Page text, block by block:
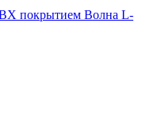
покрытием Волна L-